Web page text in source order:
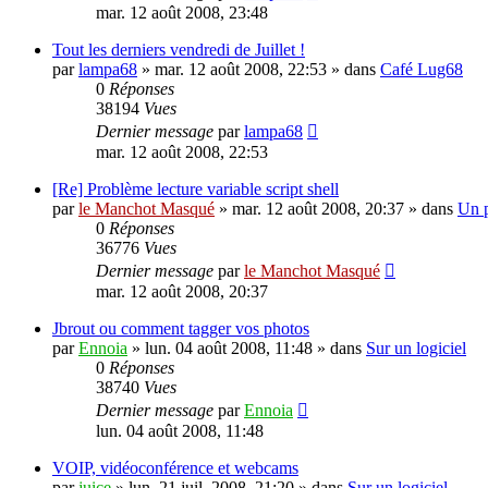
mar. 12 août 2008, 23:48
Tout les derniers vendredi de Juillet !
parlampa68 » mar. 12 août 2008, 22:53 » dans Café Lug68
0 Réponses
38194 Vues
Dernier message parlampa68
mar. 12 août 2008, 22:53
[Re] Problème lecture variable script shell
parle Manchot Masqué » mar. 12 août 2008, 20:37 » dans Un
0 Réponses
36776 Vues
Dernier message parle Manchot Masqué
mar. 12 août 2008, 20:37
Jbrout ou comment tagger vos photos
parEnnoia » lun. 04 août 2008, 11:48 » dans Sur un logiciel
0 Réponses
38740 Vues
Dernier message parEnnoia
lun. 04 août 2008, 11:48
VOIP, vidéoconférence et webcams